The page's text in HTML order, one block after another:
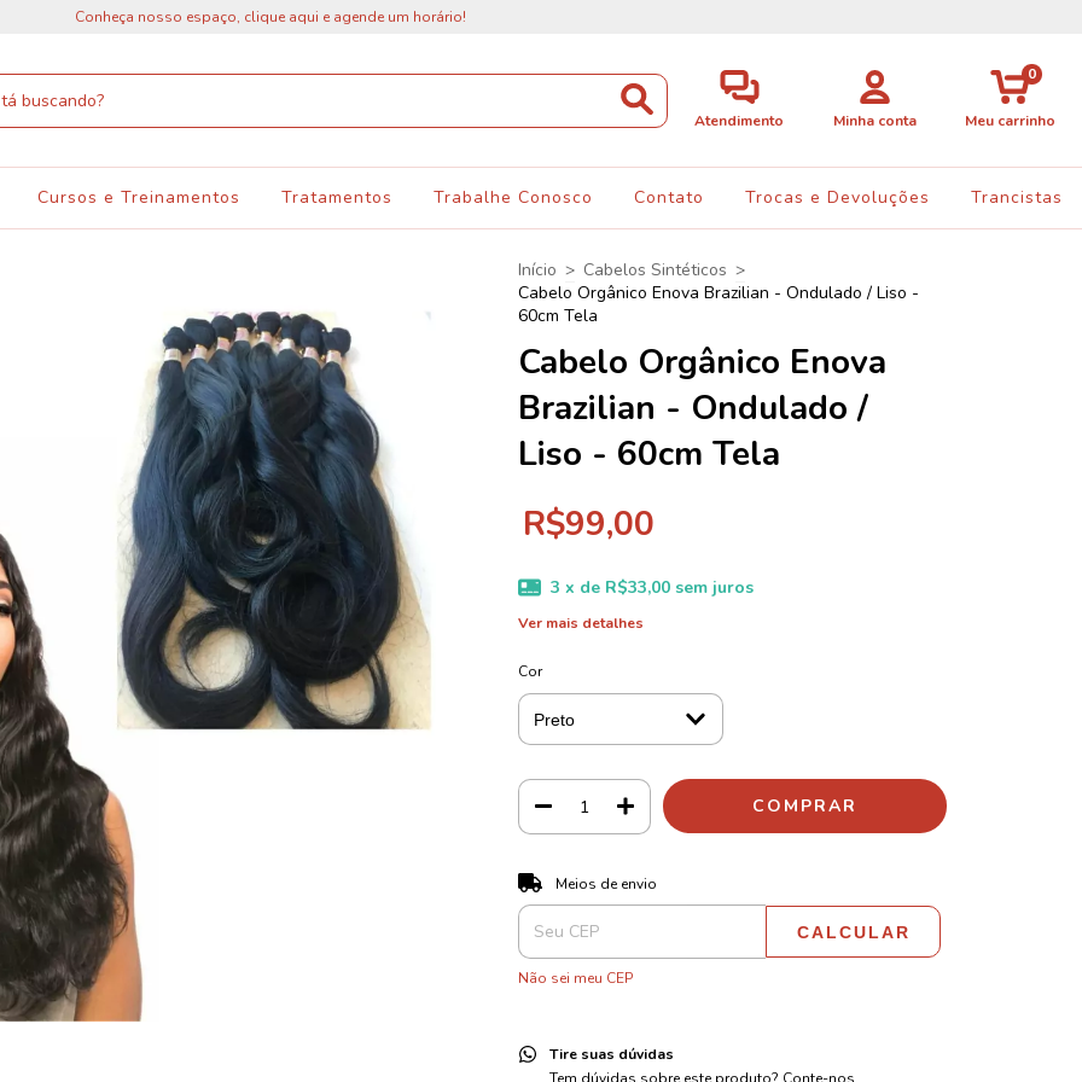
Conheça nosso espaço, clique aqui e agende um horário!
Atendimento Minha conta Meu carrinho
0
Cursos e Treinamentos Tratamentos Trabalhe Conosco Contato Trocas e Devoluções Trancistas
Início > Cabelos Sintéticos >
Cabelo Orgânico Enova Brazilian - Ondulado / Liso -
60cm Tela
Cabelo Orgânico Enova
Brazilian - Ondulado /
Liso - 60cm Tela
R$99,00
3 x de R$33,00 sem juros
Ver mais detalhes
Cor
Entregas para o CEP:
Meios de envio
CALCULAR
Não sei meu CEP
Tire suas dúvidas